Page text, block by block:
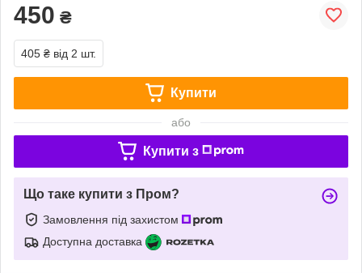
450 ₴
405 ₴ від 2 шт.
Купити
або
Купити з
Що таке купити з Пром?
Замовлення під захистом
Доступна доставка